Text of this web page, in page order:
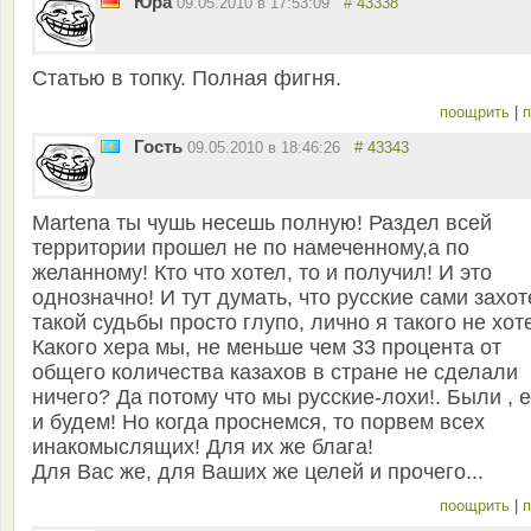
Статью в топку. Полная фигня.
поощрить
Гость 09.05.2010 в 18:46:26 # 43343
Martena ты чушь несешь полную! Раздел всей
территории прошел не по намеченному,а по
желанному! Кто что хотел, то и получил! И это
однозначно! И тут думать, что русские сами
такой судьбы просто глупо, лично я такого не
Какого хера мы, не меньше чем 33 процента от
общего количества казахов в стране не сделали
ничего? Да потому что мы русские-лохи!. Были ,
и будем! Но когда проснемся, то порвем всех
инакомыслящих! Для их же блага!
Для Вас же, для Ваших же целей и прочего...
поощрить